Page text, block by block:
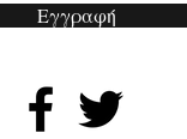
Εγγραφή